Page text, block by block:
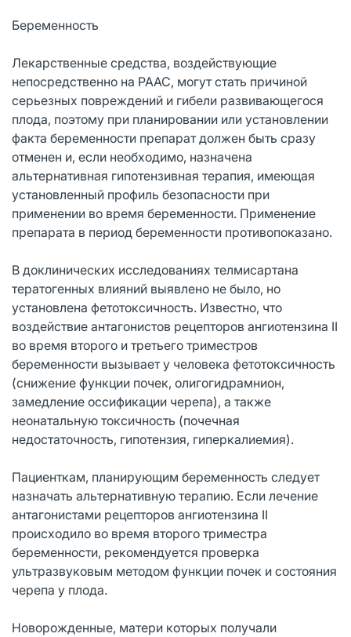
Беременность
Лекарственные средства, воздействующие
непосредственно на РААС, могут стать причиной
серьезных повреждений и гибели развивающегося
плода, поэтому при планировании или установлении
факта беременности препарат должен быть сразу
отменен и, если необходимо, назначена
альтернативная гипотензивная терапия, имеющая
установленный профиль безопасности при
применении во время беременности. Применение
препарата в период беременности противопоказано.
В доклинических исследованиях телмисартана
тератогенных влияний выявлено не было, но
установлена фетотоксичность. Известно, что
воздействие антагонистов рецепторов ангиотензина II
во время второго и третьего триместров
беременности вызывает у человека фетотоксичность
(снижение функции почек, олигогидрамнион,
замедление оссификации черепа), а также
неонатальную токсичность (почечная
недостаточность, гипотензия, гиперкалиемия).
Пациенткам, планирующим беременность следует
назначать альтернативную терапию. Если лечение
антагонистами рецепторов ангиотензина II
происходило во время второго триместра
беременности, рекомендуется проверка
ультразвуковым методом функции почек и состояния
черепа у плода.
Новорожденные, матери которых получали